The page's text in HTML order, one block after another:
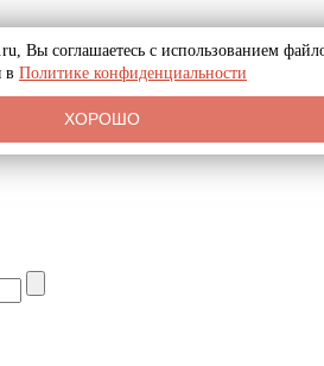
Вы соглашаетесь с использованием
в Политике конфиденциальности
ХОРОШО